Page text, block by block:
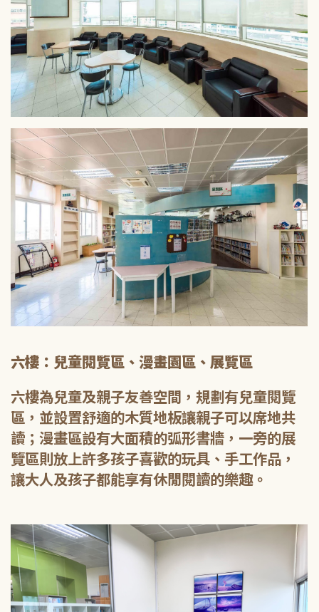
六樓：兒童閱覽區、漫畫園區、展覽區
六樓為兒童及親子友善空間，規劃有兒童閱覽
區，並設置舒適的木質地板讓親子可以席地共
讀；漫畫區設有大面積的弧形書牆，一旁的展
覽區則放上許多孩子喜歡的玩具、手工作品，
讓大人及孩子都能享有休閒閱讀的樂趣。